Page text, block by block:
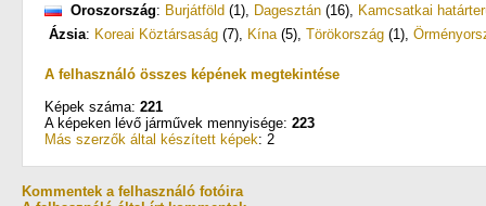
Oroszország: Burjátföld (1), Dagesztán (16), Kamcsatkai
Ázsia: Koreai Köztársaság (7), Kína(5), Törökország (1),
A felhasználó összes képének megtekintése
Képek száma: 221
A képeken lévő járművek mennyisége: 223
Más szerzők által készített képek: 2
Kommentek a felhasználó fotóira